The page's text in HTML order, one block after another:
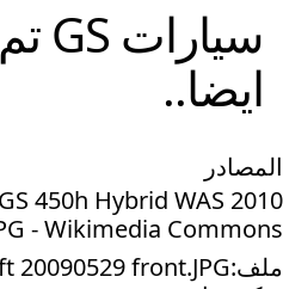
سيارات GS
ايضا..
المصادر
450h Hybrid WAS 2010
- Wikimedia Commons